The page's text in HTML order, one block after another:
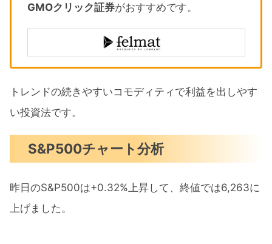
GMOクリック証券がおすすめです。
トレンドの続きやすいコモディティで利益を出しやす
い投資法です。
S&P500チャート分析
昨日のS&P500は+0.32%上昇して、終値では6,263に
上げました。